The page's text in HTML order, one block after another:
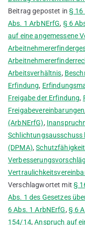
Beitrag gepostet in§ 16
Abs. 1 ArbNErfG, § 6
auf eine angemessene
Arbeitsverhältnis,
Erfindung,
Freigabe der Erfindung,
Freigabevereinbarungen,
(ArbNErfG),
Schlichtungsausschuss
(DPMA),Schutzfähigkeit
Verschlagwortet mit§
Abs. 1 des Gesetzes
6 Abs. 1 ArbNErfG, § 6
154/14,Anspruch auf